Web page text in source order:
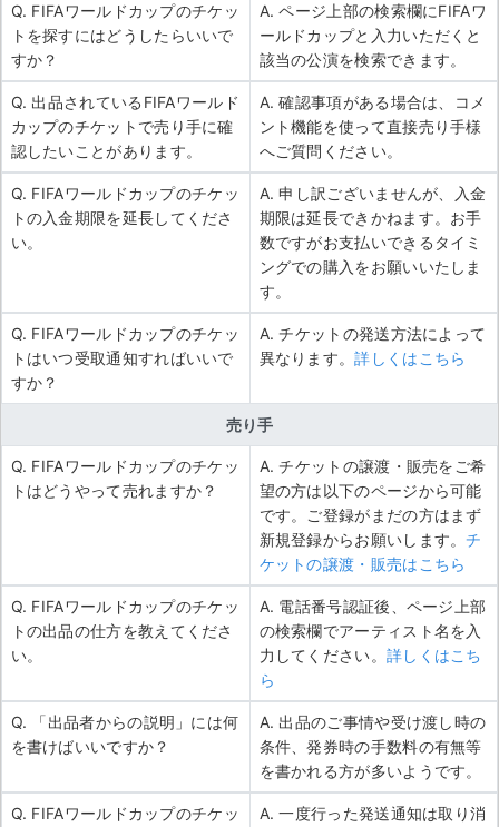
Q. FIFAワールドカップのチケッ
トを探すにはどうしたらいいで
すか？
A. ページ上部の検索欄にFIFAワ
ールドカップと入力いただくと
該当の公演を検索できます。
Q. 出品されているFIFAワールド
カップのチケットで売り手に確
認したいことがあります。
A. 確認事項がある場合は、コメ
ント機能を使って直接売り手様
へご質問ください。
Q. FIFAワールドカップのチケッ
トの入金期限を延長してくださ
い。
A. 申し訳ございませんが、入金
期限は延長できかねます。お手
数ですがお支払いできるタイミ
ングでの購入をお願いいたしま
す。
Q. FIFAワールドカップのチケッ
トはいつ受取通知すればいいで
すか？
A. チケットの発送方法によって
異なります。詳しくはこちら
売り手
Q. FIFAワールドカップのチケッ
トはどうやって売れますか？
A. チケットの譲渡・販売をご希
望の方は以下のページから可能
です。ご登録がまだの方はまず
新規登録からお願いします。チ
ケットの譲渡・販売はこちら
Q. FIFAワールドカップのチケッ
トの出品の仕方を教えてくださ
い。
A. 電話番号認証後、ページ上部
の検索欄でアーティスト名を入
力してください。 詳しくはこち
ら
Q. 「出品者からの説明」には何
を書けばいいですか？
A. 出品のご事情や受け渡し時の
条件、発券時の手数料の有無等
を書かれる方が多いようです。
Q. FIFAワールドカップのチケッ A. 一度行った発送通知は取り消